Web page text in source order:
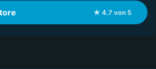
★ 4.7 von 5